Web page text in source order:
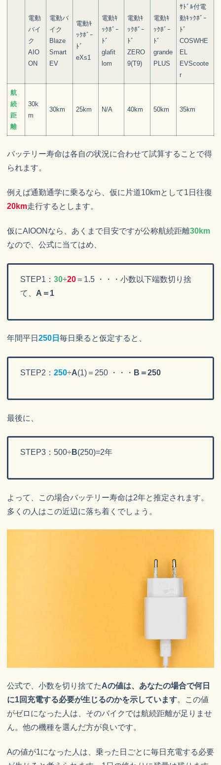
電動
バイ
ク
AIO
ON
電動バ
イク
Blaze
Smart
EV
電動ｷ
ｯｸﾎﾞｰ
ﾄﾞ
eXs1
電動ｷ
ｯｸﾎﾞｰ
ﾄﾞ
glafit
lom
電動ｷ
ｯｸﾎﾞｰ
ﾄﾞ
ZERO
9(T9)
電動ｷ
ｯｸﾎﾞｰ
ﾄﾞ
grande
PLUS
ｻﾄﾞﾙ付電
動ｷｯｸﾎﾞｰ
ﾄﾞ
COSWHE
EL
EVScoote
r
航
続
距
離
30k
m
30km 25km N/A 40km 50km 35km
バッテリー寿命は各自の状況に合わせて試算することで得
られます。
例えば通勤通学に乗るなら、仮に片道10kmとして1日往復
20km走行するとします。
仮にAIOONなら、あくまで目安ですが公称航続距離30km
なので、公式に当てはめ、
STEP1： 30÷20 ＝1.5 ・・・小数以下端数切り捨
て、 A＝1
年間平日 250日 毎日乗ると仮定すると、
STEP2： 250÷A(1)＝250 ・・・ B＝250
最後に、
STEP3：500÷B(250)=2年
よって、この場合バッテリー寿命は2年と推定されます。
多くの人はこの近辺に落ち着くでしょう。
公式で、小数を切り捨てたAの値は、あなたの場合で何日
に1回充電する必要が生じるのかを示しています。この値
がゼロになった人は、そのバイクでは航続距離が足りませ
ん。他の機種を選んだ方が良いです。
Aの値が1になった人は、乗った日ごとに毎日充電する必要